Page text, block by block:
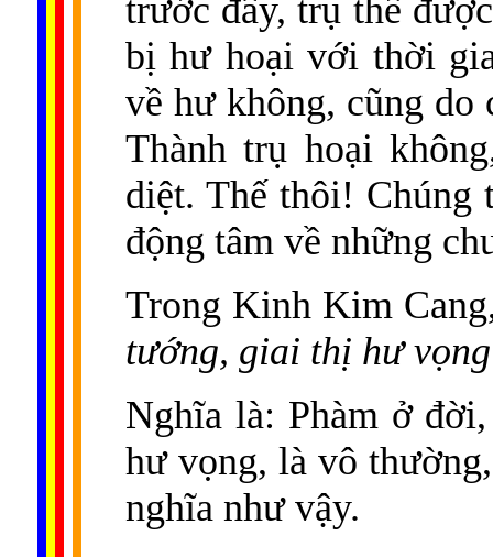
trước đây, trụ thế
bị hư hoại với thời
về hư không, cũng do
Thành trụ hoại
diệt. Thế thôi! Chúng
động tâm về những
Trong Kinh Kim
tướng, giai thị hư
Nghĩa là: Phàm ở
hư vọng, là vô
nghĩa như vậy.